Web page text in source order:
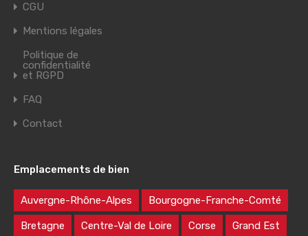
CGU
Mentions légales
Politique de
confidentialité
et RGPD
FAQ
Contact
Emplacements de bien
Auvergne-Rhône-Alpes Bourgogne-Franche-Comté
Bretagne Centre-Val de Loire Corse Grand Est